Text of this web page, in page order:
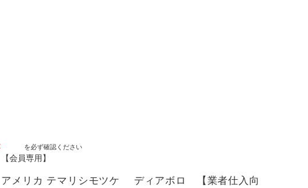
＜ を必ず確認ください
【会員専用】
アメリカ テマリシモツケ ディアボロ 【業者仕入向